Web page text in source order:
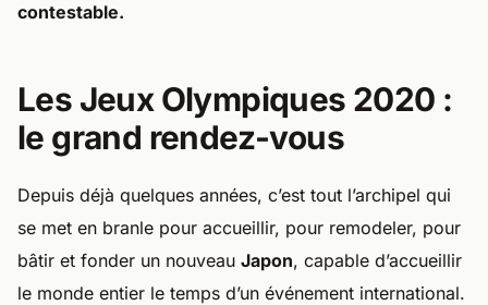
contestable.
Les Jeux Olympiques 2020 :
le grand rendez-vous
Depuis déjà quelques années, c’est tout l’archipel qui
se met en branle pour accueillir, pour remodeler, pour
bâtir et fonder un nouveau Japon, capable d’accueillir
le monde entier le temps d’un événement international.